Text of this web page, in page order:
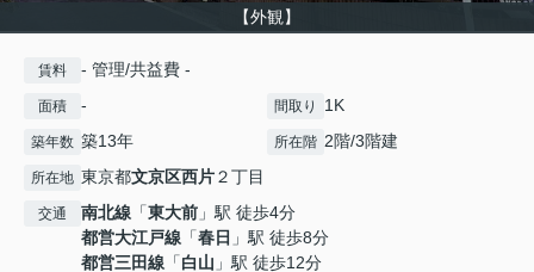
【外観】
賃料 - 管理/共益費 -
面積 - 間取り 1K
築年数 築13年 所在階 2階/3階建
所在地 東京都文京区西片２丁目
交通 南北線 「東大前 」駅 徒歩4分
都営大江戸線 「春日 」駅 徒歩8分
都営三田線 「白山 」駅 徒歩12分